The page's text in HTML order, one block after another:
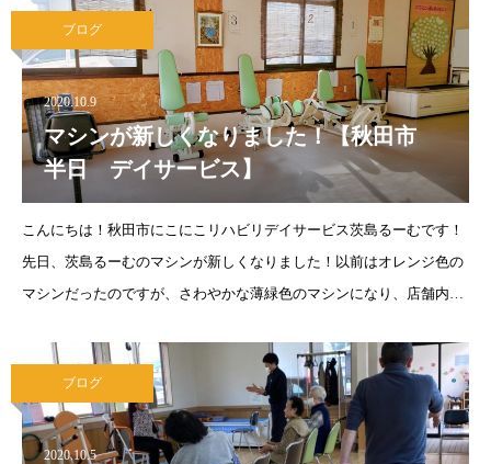
店内が特徴です！
ブログ
2020.10.9
マシンが新しくなりました！【秋田市
半日 デイサービス】
こんにちは！秋田市にこにこリハビリデイサービス茨島るーむです！
先日、茨島るーむのマシンが新しくなりました！以前はオレンジ色の
マシンだったのですが、さわやかな薄緑色のマシンになり、店舗内の
じでした！
ブログ
2020.10.5